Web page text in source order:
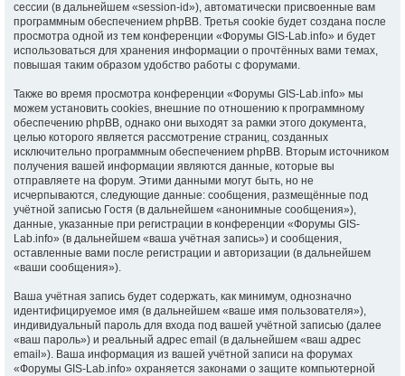
сессии (в дальнейшем «session-id»), автоматически присвоенные вам
программным обеспечением phpBB. Третья cookie будет создана после
просмотра одной из тем конференции «Форумы GIS-Lab.info» и будет
использоваться для хранения информации о прочтённых вами темах,
повышая таким образом удобство работы с форумами.
Также во время просмотра конференции «Форумы GIS-Lab.info» мы
можем установить cookies, внешние по отношению к программному
обеспечению phpBB, однако они выходят за рамки этого документа,
целью которого является рассмотрение страниц, созданных
исключительно программным обеспечением phpBB. Вторым источником
получения вашей информации являются данные, которые вы
отправляете на форум. Этими данными могут быть, но не
исчерпываются, следующие данные: сообщения, размещённые под
учётной записью Гостя (в дальнейшем «анонимные сообщения»),
данные, указанные при регистрации в конференции «Форумы GIS-
Lab.info» (в дальнейшем «ваша учётная запись») и сообщения,
оставленные вами после регистрации и авторизации (в дальнейшем
«ваши сообщения»).
Ваша учётная запись будет содержать, как минимум, однозначно
идентифицируемое имя (в дальнейшем «ваше имя пользователя»),
индивидуальный пароль для входа под вашей учётной записью (далее
«ваш пароль») и реальный адрес email (в дальнейшем «ваш адрес
email»). Ваша информация из вашей учётной записи на форумах
«Форумы GIS-Lab.info» охраняется законами о защите компьютерной